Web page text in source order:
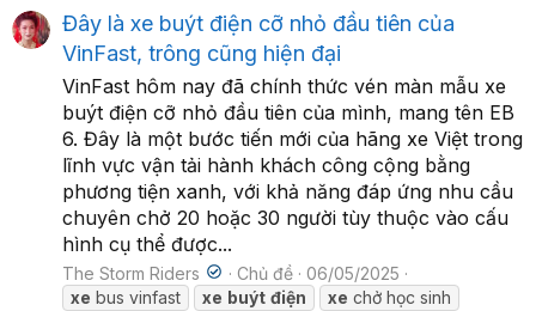
Đây là xe buýt điện cỡ nhỏ đầu tiên của
VinFast, trông cũng hiện đại
VinFast hôm nay đã chính thức vén màn mẫu xe
buýt điện cỡ nhỏ đầu tiên của mình, mang tên EB
6. Đây là một bước tiến mới của hãng xe Việt trong
lĩnh vực vận tải hành khách công cộng bằng
phương tiện xanh, với khả năng đáp ứng nhu cầu
chuyên chở 20 hoặc 30 người tùy thuộc vào cấu
hình cụ thể được...
The Storm Riders Chủ đề
06/05/2025
xe bus vinfast xe buýt điện xe chở học sinh